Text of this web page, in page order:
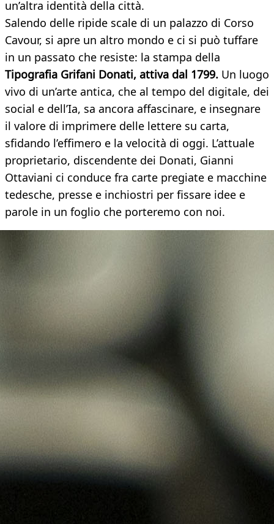
un’altra identità della città.
Salendo delle ripide scale di un palazzo di Corso
Cavour, si apre un altro mondo e ci si può tuffare
in un passato che resiste: la stampa della
Tipografia Grifani Donati, attiva dal 1799. Un luogo
vivo di un’arte antica, che al tempo del digitale, dei
social e dell’Ia, sa ancora affascinare, e insegnare
il valore di imprimere delle lettere su carta,
sfidando l’effimero e la velocità di oggi. L’attuale
proprietario, discendente dei Donati, Gianni
Ottaviani ci conduce fra carte pregiate e macchine
tedesche, presse e inchiostri per fissare idee e
parole in un foglio che porteremo con noi.